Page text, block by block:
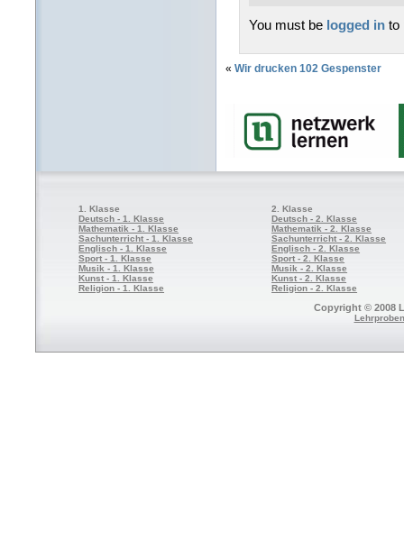
You must be logged in to
« Wir drucken 102 Gespenster
1. Klasse
Deutsch - 1. Klasse
Mathematik - 1. Klasse
Sachunterricht - 1. Klasse
Englisch - 1. Klasse
Sport - 1. Klasse
Musik - 1. Klasse
Kunst - 1. Klasse
Religion - 1. Klasse
2. Klasse
Deutsch - 2. Klasse
Mathematik - 2. Klasse
Sachunterricht - 2. Klasse
Englisch - 2. Klasse
Sport - 2. Klasse
Musik - 2. Klasse
Kunst - 2. Klasse
Religion - 2. Klasse
Copyright © 2008